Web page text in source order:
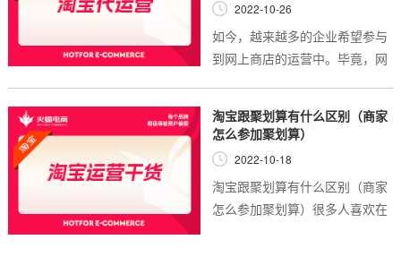
2022-10-26
如今，越来越多的企业希望参与
到网上商店的运营中。毕竟，网
销售额和更多的利润。在分析网
络经营店铺可以...
淘宝跟聚划算有什么区别（商家
怎么参加聚划算）
2022-10-18
淘宝跟聚划算有什么区别（商家
怎么参加聚划算）很多人喜欢在